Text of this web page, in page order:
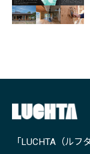
「LUCHTA（ル